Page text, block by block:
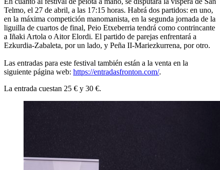
Telmo, el 27 de abril, a las 17:15 horas. Habrá dos partidos: en uno,
en la máxima competición manomanista, en la segunda jornada de la
liguilla de cuartos de final, Peio Etxeberria tendrá como contrincante
a Iñaki Artola o Aitor Elordi. El partido de parejas enfrentará a
Ezkurdia-Zabaleta, por un lado, y Peña II-Mariezkurrena, por otro.
Las entradas para este festival también están a la venta en la
siguiente página web: https://entradasfronton.com/.
La entrada cuestan 25 € y 30 €.